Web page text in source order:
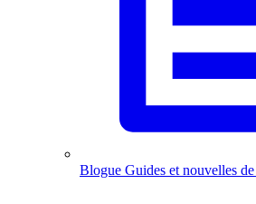
Blogue Guides et nouvelles